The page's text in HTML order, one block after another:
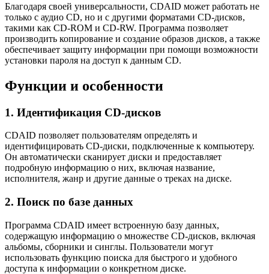
Благодаря своей универсальности, CDAID может работать не
только с аудио CD, но и с другими форматами CD-дисков,
такими как CD-ROM и CD-RW. Программа позволяет
производить копирование и создание образов дисков, а также
обеспечивает защиту информации при помощи возможности
установки пароля на доступ к данным CD.
Функции и особенности
1. Идентификация CD-дисков
CDAID позволяет пользователям определять и
идентифицировать CD-диски, подключенные к компьютеру.
Он автоматически сканирует диски и предоставляет
подробную информацию о них, включая название,
исполнителя, жанр и другие данные о треках на диске.
2. Поиск по базе данных
Программа CDAID имеет встроенную базу данных,
содержащую информацию о множестве CD-дисков, включая
альбомы, сборники и синглы. Пользователи могут
использовать функцию поиска для быстрого и удобного
доступа к информации о конкретном диске.